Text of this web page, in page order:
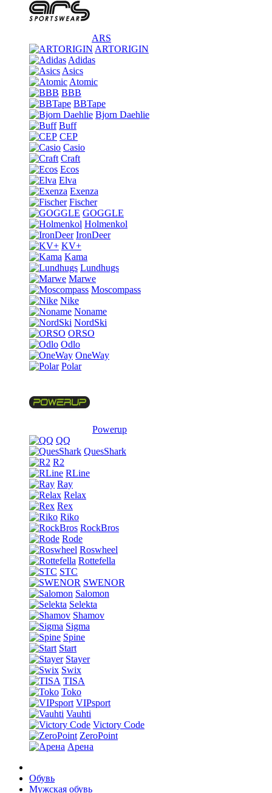
ARS
ARTORIGIN
Adidas
Asics
Atomic
BBB
BBTape
Bjorn Daehlie
Buff
CEP
Casio
Craft
Ecos
Elva
Exenza
Fischer
GOGGLE
Holmenkol
IronDeer
KV+
Kama
Lundhugs
Marwe
Moscompass
Nike
Noname
NordSki
ORSO
Odlo
OneWay
Polar
Powerup
QQ
QuesShark
R2
RLine
Ray
Relax
Rex
Riko
RockBros
Rode
Roswheel
Rottefella
STC
SWENOR
Salomon
Selekta
Shamov
Sigma
Spine
Start
Stayer
Swix
TISA
Toko
VIPsport
Vauhti
Victory Code
ZeroPoint
Арена
Обувь
Мужская обувь